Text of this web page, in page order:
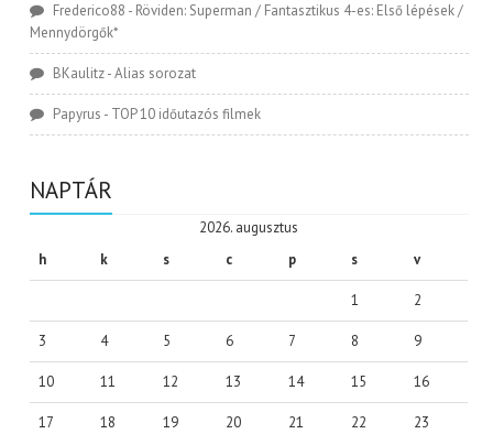
Frederico88 - Röviden: Superman / Fantasztikus 4-es: Első lépések /
Mennydörgők*
BKaulitz-Alias sorozat
Papyrus - TOP 10 időutazós filmek
NAPTÁR
2026. augusztus
h
k s c p s v
1 2
3 4 5 6 7 8 9
10 11 12 13 14 15 16
17 18 19 20 21 22 23